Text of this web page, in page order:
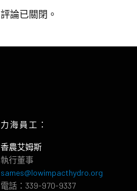
評論已關閉。
力海員工：
香農艾姆斯
執行董事
sames@lowimpacthydro.org
電話：339-970-9337